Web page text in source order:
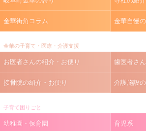
金華街角コラム 金華自慢
金華の子育て・医療・介護支援
お医者さんの紹介・お便り 歯医者さ
接骨院の紹介・お便り 介護施設
子育て困りごと
幼稚園・保育園 育児系